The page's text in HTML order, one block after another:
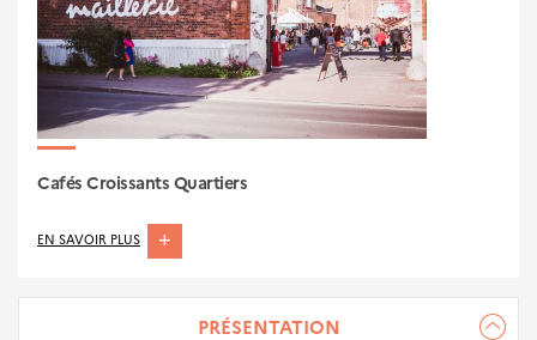
Cafés Croissants Quartiers
EN SAVOIR PLUS ABOUT
CROISSANTS
QUARTIERSPRÉSENTATION